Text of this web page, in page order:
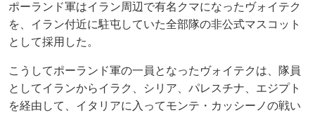
ポーランド軍はイラン周辺で有名クマになったヴォイテク
を、イラン付近に駐屯していた全部隊の非公式マスコット
として採用した。
こうしてポーランド軍の一員となったヴォイテクは、隊員
としてイランからイラク、シリア、パレスチナ、エジプト
を経由して、イタリアに入ってモンテ・カッシーノの戦い